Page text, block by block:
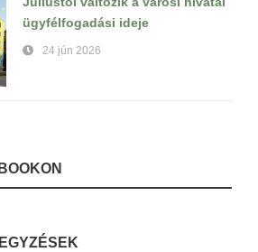
ügyfélfogadási ideje
24 jún 2026